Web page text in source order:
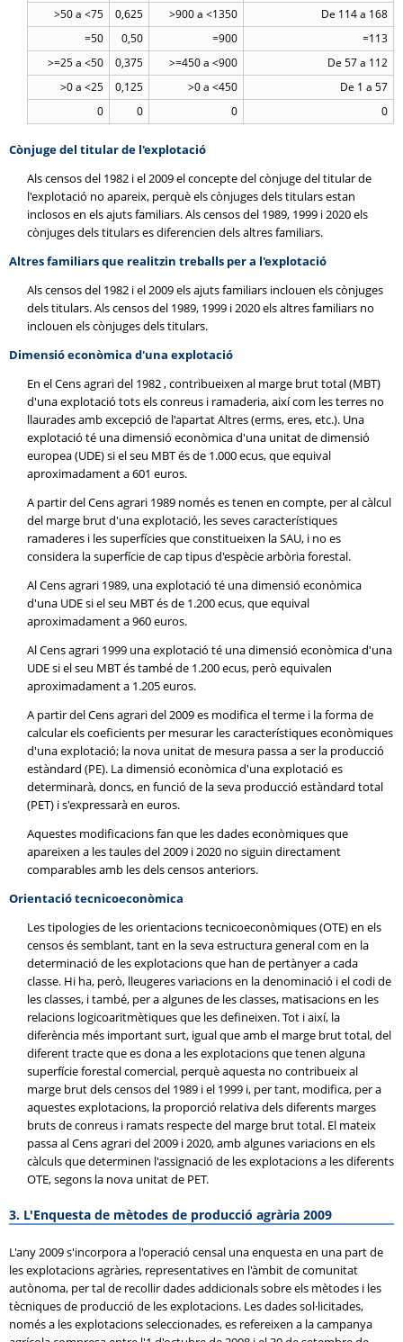
>50 a <75
0,625 >900 a <1350
De 114 a 168
=50
0,50 =900
=113
>=25 a <50
0,375 >=450 a <900
De 57 a 112
>0 a <25
0,125 >0 a <450
De 1 a 57
0
0 0 0
Cònjuge del titular de l'explotació
Als censos del 1982 i el 2009 el concepte del cònjuge del titular de
l'explotació no apareix, perquè els cònjuges dels titulars estan
inclosos en els ajuts familiars. Als censos del 1989, 1999 i 2020 els
cònjuges dels titulars es diferencien dels altres familiars.
Altres familiars que realitzin treballs per a l'explotació
Als censos del 1982 i el 2009 els ajuts familiars inclouen els cònjuges
dels titulars. Als censos del 1989, 1999 i 2020 els altres familiars no
inclouen els cònjuges dels titulars.
Dimensió econòmica d'una explotació
En el Cens agrari del 1982 , contribueixen al marge brut total (MBT)
d'una explotació tots els conreus i ramaderia, així com les terres no
llaurades amb excepció de l'apartat Altres (erms, eres, etc.). Una
explotació té una dimensió econòmica d'una unitat de dimensió
europea (UDE) si el seu MBT és de 1.000 ecus, que equival
aproximadament a 601 euros.
A partir del Cens agrari 1989 només es tenen en compte, per al càlcul
del marge brut d'una explotació, les seves característiques
ramaderes i les superfícies que constitueixen la SAU, i no es
considera la superfície de cap tipus d'espècie arbòria forestal.
Al Cens agrari 1989, una explotació té una dimensió econòmica
d'una UDE si el seu MBT és de 1.200 ecus, que equival
aproximadament a 960 euros.
Al Cens agrari 1999 una explotació té una dimensió econòmica d'una
UDE si el seu MBT és també de 1.200 ecus, però equivalen
aproximadament a 1.205 euros.
A partir del Cens agrari del 2009 es modifica el terme i la forma de
calcular els coeficients per mesurar les característiques econòmiques
d'una explotació; la nova unitat de mesura passa a ser la producció
estàndard (PE). La dimensió econòmica d'una explotació es
determinarà, doncs, en funció de la seva producció estàndard total
(PET) i s'expressarà en euros.
Aquestes modificacions fan que les dades econòmiques que
apareixen a les taules del 2009 i 2020 no siguin directament
comparables amb les dels censos anteriors.
Orientació tecnicoeconòmica
Les tipologies de les orientacions tecnicoeconòmiques (OTE) en els
censos és semblant, tant en la seva estructura general com en la
determinació de les explotacions que han de pertànyer a cada
classe. Hi ha, però, lleugeres variacions en la denominació i el codi de
les classes, i també, per a algunes de les classes, matisacions en les
relacions logicoaritmètiques que les defineixen. Tot i així, la
diferència més important surt, igual que amb el marge brut total, del
diferent tracte que es dona a les explotacions que tenen alguna
superfície forestal comercial, perquè aquesta no contribueix al
marge brut dels censos del 1989 i el 1999 i, per tant, modifica, per a
aquestes explotacions, la proporció relativa dels diferents marges
bruts de conreus i ramats respecte del marge brut total. El mateix
passa al Cens agrari del 2009 i 2020, amb algunes variacions en els
càlculs que determinen l'assignació de les explotacions a les diferents
OTE, segons la nova unitat de PET.
3. L'Enquesta de mètodes de producció agrària 2009
L'any 2009 s'incorpora a l'operació censal una enquesta en una part de
les explotacions agràries, representatives en l'àmbit de comunitat
autònoma, per tal de recollir dades addicionals sobre els mètodes i les
tècniques de producció de les explotacions. Les dades sol·licitades,
només a les explotacions seleccionades, es refereixen a la campanya